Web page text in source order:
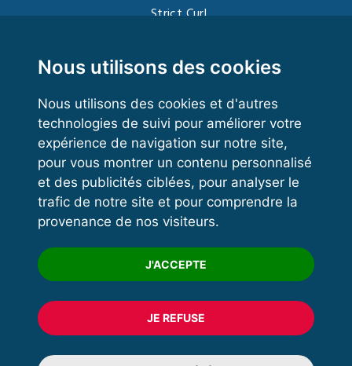
Nous utilisons des cookies
Nous utilisons des cookies et d'autres
technologies de suivi pour améliorer votre
expérience de navigation sur notre site,
pour vous montrer un contenu personnalisé
et des publicités ciblées, pour analyser le
trafic de notre site et pour comprendre la
provenance de nos visiteurs.
J'ACCEPTE
JE REFUSE
Strict Curl
Kettlebell
VOS ESPACES
Espace dirigeant
Espace licencié
Trouver un club
Formation
© 2020 FFFORCE Tous droits réservés
Mentions légales